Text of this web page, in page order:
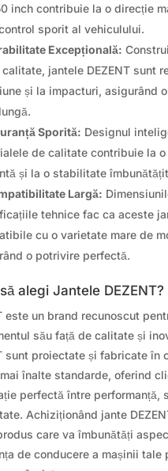
inch contribuie la o direcție
sporit al vehiculului.
Excepțională:
jantele DEZENT sunt
și la impacturi, asigurând
Sporită: Designul
de calitate contribuie la o
și la o stabilitate
Largă:
tehnice fac ca aceste
cu o varietate mare de
o potrivire perfectă.
alegi Jantele DEZENT?
este un brand recunoscut
său față de calitate și
sunt proiectate și fabricate în
înalte standarde, oferind
perfectă între performanță,
Achiziționând jante
care va îmbunătăți
de conducere a mașinii tale